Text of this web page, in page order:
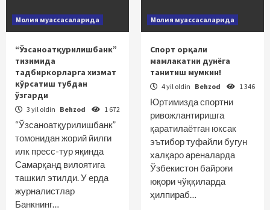
Молия муассасаларида
“Ўзсаноатқурилишбанк”
тизимида
тадбиркорларга хизмат
кўрсатиш тубдан
ўзгарди
3 yil oldin Behzod 1 672
“Ўзсаноатқурилишбанк”
томонидан жорий йилги
илк пресс-тур яқинда
Самарқанд вилоятига
ташкил этилди. У ерда
журналистлар
Банкнинг…
Молия муассасаларида
Спорт орқали
мамлакатни дунёга
танитиш мумкин!
4 yil oldin Behzod 1 346
Юртимизда спортни
ривожлантиришга
қаратилаётган юксак
эътибор туфайли бугун
халқаро ареналарда
Ўзбекистон байроғи
юқори чўққиларда
ҳилпираб…